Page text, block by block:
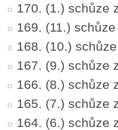
170. (1.) schůze
169. (11.)
168. (10.)
167. (9.) schůze
166. (8.) schůze
165. (7.) schůze
164. (6.) schůze